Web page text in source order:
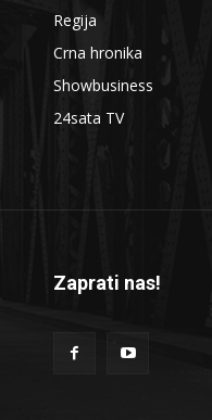
Regija
Crna hronika
Showbusiness
24sata TV
Zaprati nas!